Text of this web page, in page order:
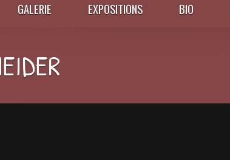
GALERIE EXPOSITIONS BIO